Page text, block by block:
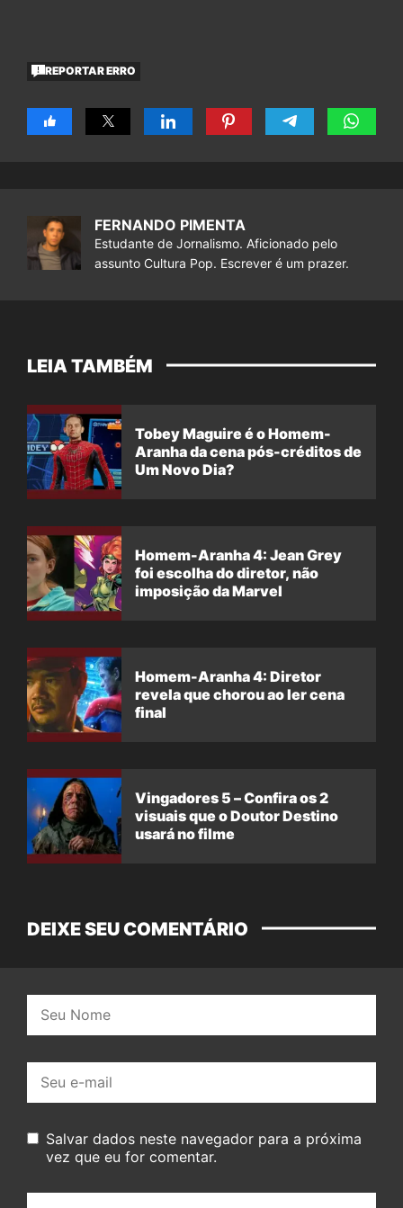
REPORTAR ERRO
FERNANDO PIMENTA
Estudante de Jornalismo. Aficionado pelo
assunto Cultura Pop. Escrever é um prazer.
LEIA TAMBÉM
Tobey Maguire é o Homem-
Aranha da cena pós-créditos de
Um Novo Dia?
Homem-Aranha 4: Jean Grey
foi escolha do diretor, não
imposição da Marvel
Homem-Aranha 4: Diretor
revela que chorou ao ler cena
final
Vingadores 5 – Confira os 2
visuais que o Doutor Destino
usará no filme
DEIXE SEU COMENTÁRIO
mail:
Salvar dados neste navegador para a próxima
vez que eu for comentar.